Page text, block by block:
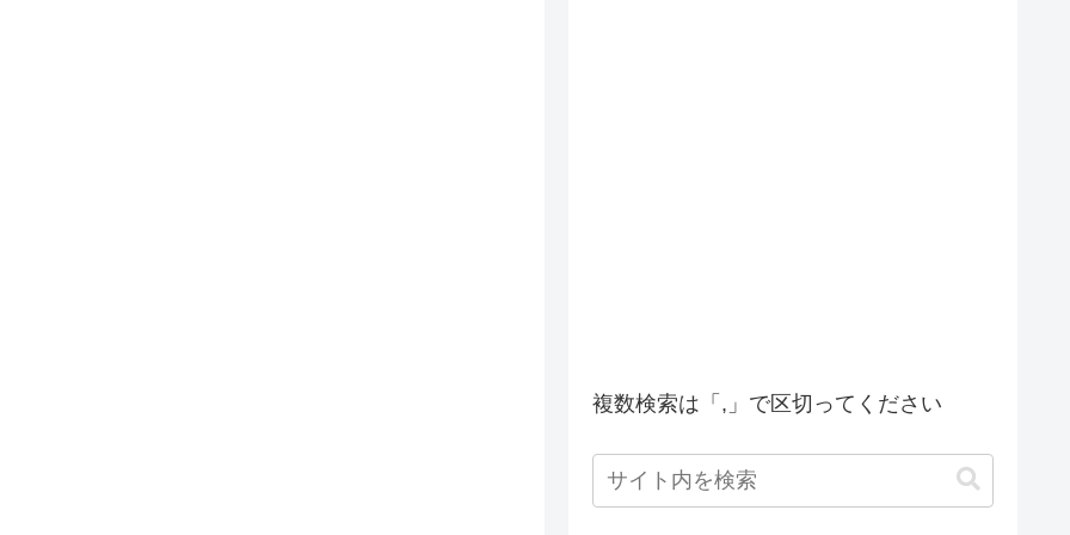
複数検索は「,」で区切ってください